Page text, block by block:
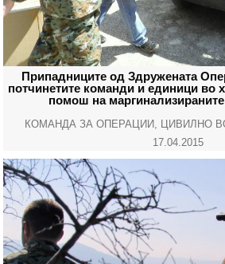
Припадниците од Здружената
потчинетите команди и единици во
помош на маргинализираните
КОМАНДА ЗА ОПЕРАЦИИ, ЦИВИЛНО
17.04.2015